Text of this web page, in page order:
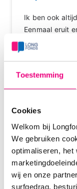
Toestemming
Cookies
Welkom bij
We gebruiken
optimaliseren, het
wij en onze
surfgedrag,
Ik ben ook
Eenmaal eruit
En na mijn
Maar dat gun
voor wat ik het
laten testen op
De huisarts
En ga ik weer
Sinds de
sporten en ook
Probeer mijn
'ommetjes'.